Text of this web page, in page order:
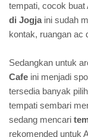
tempati, cocok buat
di Jogjaini sudah
kontak, ruangan ac
Sedangkan untuk
Cafe ini menjadi
tersedia banyak
tempati sembari
sedang mencari
rekomended untuk